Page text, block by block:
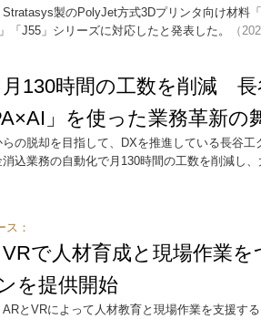
製のPolyJet方式3Dプリンタ向け材料
「J55」シリーズに対応したと発表した。
（
月130時間の工数を削減
」を使った業務革新の
の脱却を目指して、DXを推進している長谷
込業務の自動化で月130時間の工数を削減し
ス：
で人材育成と現場作業
を提供開始
とVRによって人材教育と現場作業を支援す